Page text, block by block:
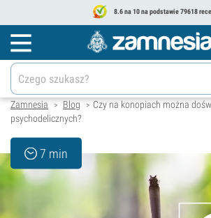
8.6 na 10 na podstawie 79618
Zamnesia > Blog > Czy na konopiach można
psychodelicznych?
7 min